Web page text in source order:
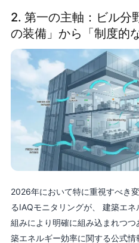
2. 第一の主軸：ビル分
の装備」から「制度的
2026年において特に重視すべき
るIAQモニタリングが、 建築エ
組みにより明確に組み込まれつ
築エネルギー効率に関する公式